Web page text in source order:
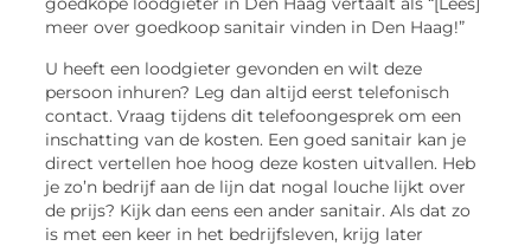
goedkope loodgieter in Den Haag vertaalt als “[Lees]
meer over goedkoop sanitair vinden in Den Haag!”
U heeft een loodgieter gevonden en wilt deze
persoon inhuren? Leg dan altijd eerst telefonisch
contact. Vraag tijdens dit telefoongesprek om een
inschatting van de kosten. Een goed sanitair kan je
direct vertellen hoe hoog deze kosten uitvallen. Heb
je zo’n bedrijf aan de lijn dat nogal louche lijkt over
de prijs? Kijk dan eens een ander sanitair. Als dat zo
is met een keer in het bedrijfsleven, krijg later